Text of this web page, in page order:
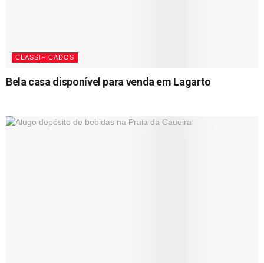
CLASSIFICADOS
Bela casa disponível para venda em Lagarto